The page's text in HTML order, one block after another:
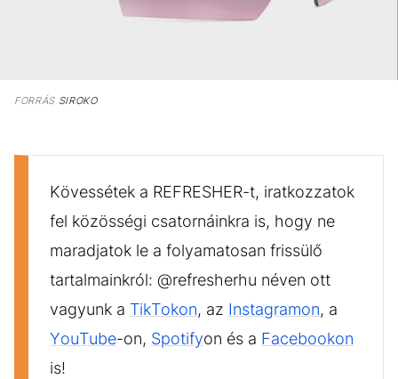
FORRÁSSIROKO
Kövessétek a REFRESHER-t, iratkozzatok
fel közösségi csatornáinkra is, hogy ne
maradjatok le a folyamatosan frissülő
tartalmainkról: @refresherhu néven ott
vagyunk a TikTokon, az Instagramon, a
YouTube-on, Spotifyon és a Facebookon
is!